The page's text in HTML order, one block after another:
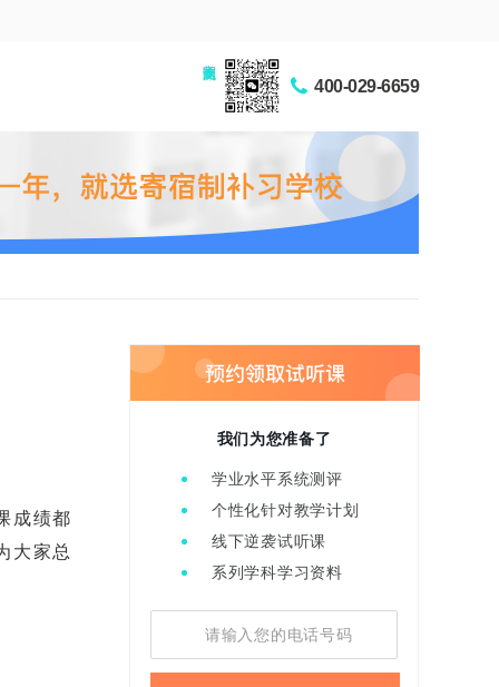
400-029-6659
成绩都
大家总
我们为您准备了
学业水平系统测评
个性化针对教学计划
线下逆袭试听课
系列学科学习资料